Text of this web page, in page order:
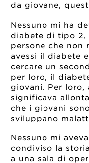
da giovane,
Nessuno mi ha
diabete di tipo 2,
persone che non
avessi il diabete
cercare un
per loro, il
giovani. Per loro,
significava
che i giovani
sviluppano
Nessuno mi
condiviso la
a una sala di